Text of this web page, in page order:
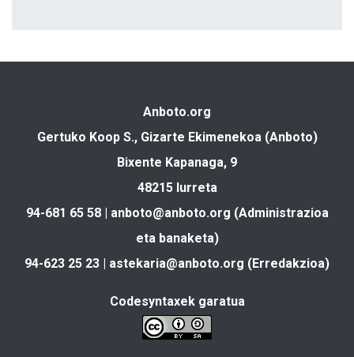
Anboto.org
Gertuko Koop S., Gizarte Ekimenekoa (Anboto)
Bixente Kapanaga, 9
48215 Iurreta
94-681 65 58 | anboto@anboto.org (Administrazioa
eta banaketa)
94-623 25 23 | astekaria@anboto.org (Erredakzioa)
Codesyntaxek garatua